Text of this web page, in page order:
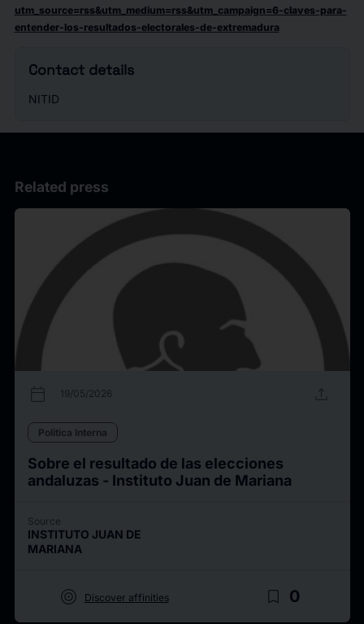
utm_source=rss&utm_medium=rss&utm_campaign=6-claves-para-
entender-los-resultados-electorales-de-extremadura
Contact details
NITID
Related press
calendar_today 19/05/2026 upload
Politica Interna
Sobre el resultado de las elecciones
andaluzas - Instituto Juan de Mariana
Source
INSTITUTO JUAN DE
MARIANA
target Discover affinities bookmark_border 0